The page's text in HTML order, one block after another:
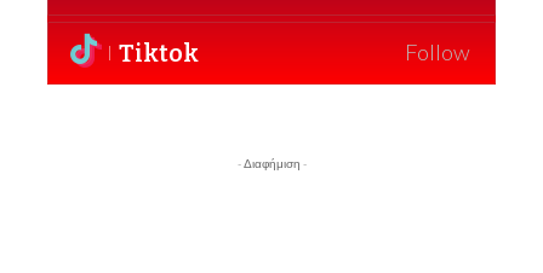
Tiktok Follow
- Διαφήμιση -